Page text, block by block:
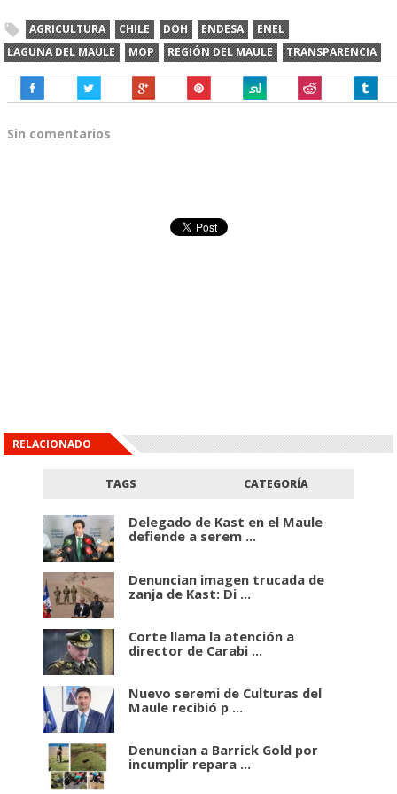
AGRICULTURA CHILE DOH ENDESA
ENEL
LAGUNA DEL MAULE
MOP REGIÓN DEL MAULE TRANSPARENCIA
Sin comentarios
RELACIONADO
TAGS CATEGORÍA
Delegado de Kast en el Maule
defiende a serem ...
Denuncian imagen trucada de
zanja de Kast: Di ...
Corte llama la atención a
director de Carabi ...
Nuevo seremi de Culturas del
Maule recibió p ...
Denuncian a Barrick Gold por
incumplir repara ...